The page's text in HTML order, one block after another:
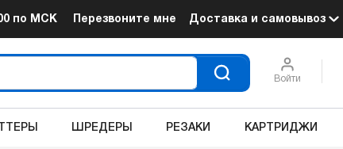
по МСК Перезвоните мне Доставка и самовывоз
Войти
ШРЕДЕРЫ РЕЗАКИ КАРТРИДЖИ